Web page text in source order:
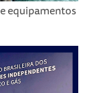
equipamentos